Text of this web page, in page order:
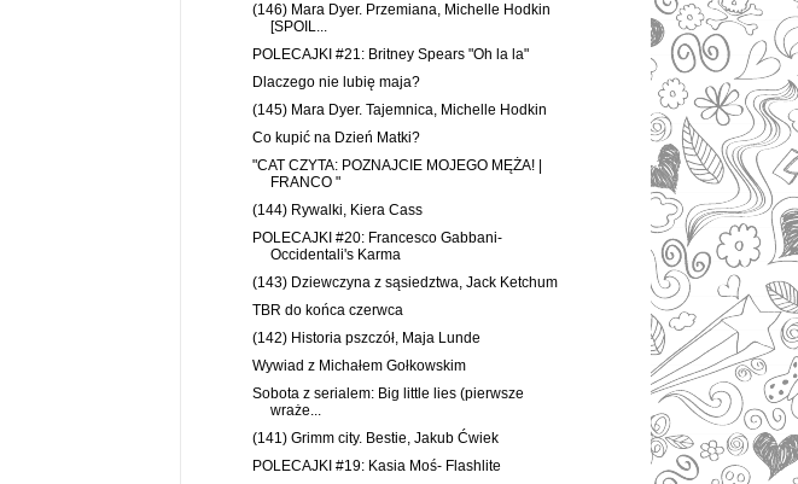
(146) Mara Dyer. Przemiana, Michelle Hodkin
[SPOIL...
POLECAJKI #21: Britney Spears "Oh la la"
Dlaczego nie lubię maja?
(145) Mara Dyer. Tajemnica, Michelle Hodkin
Co kupić na Dzień Matki?
"CAT CZYTA: POZNAJCIE MOJEGO MĘŻA! |
FRANCO "
(144) Rywalki, Kiera Cass
POLECAJKI #20: Francesco Gabbani-
Occidentali's Karma
(143) Dziewczyna z sąsiedztwa, Jack Ketchum
TBR do końca czerwca
(142) Historia pszczół, Maja Lunde
Wywiad z Michałem Gołkowskim
Sobota z serialem: Big little lies (pierwsze
wraże...
(141) Grimm city. Bestie, Jakub Ćwiek
POLECAJKI #19: Kasia Moś- Flashlite